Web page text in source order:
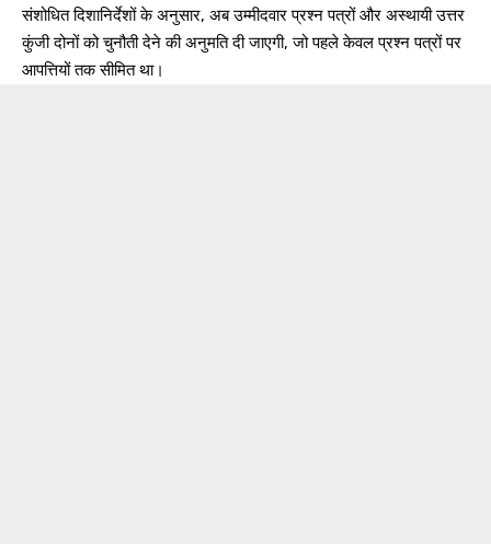
संशोधित दिशानिर्देशों के अनुसार, अब उम्मीदवार प्रश्न पत्रों और अस्थायी उत्तर
कुंजी दोनों को चुनौती देने की अनुमति दी जाएगी, जो पहले केवल प्रश्न पत्रों पर
आपत्तियों तक सीमित था।